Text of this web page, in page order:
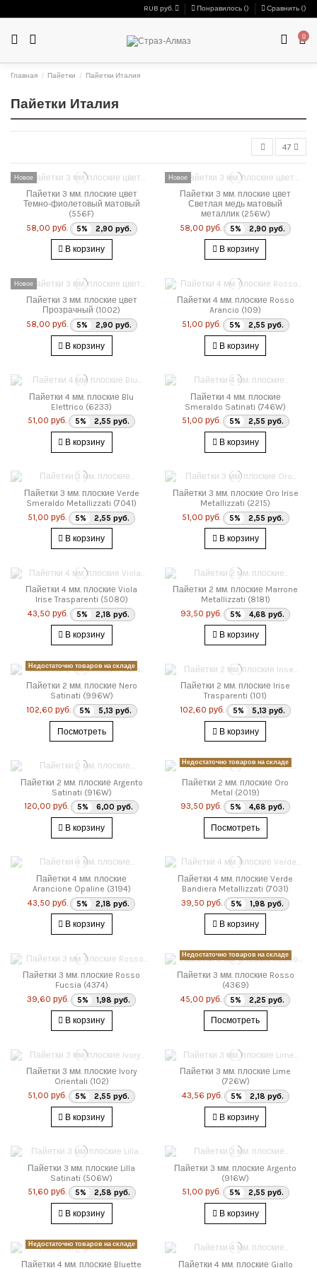
RUB руб. Понравилось () Сравнить ()
0
Главная Пайетки Пайетки Италия
Пайетки Италия
47
Новое
Пайетки 3 мм. плоские цвет
Темно-фиолетовый матовый
(556F)
58,00 руб.
5% 2,90 руб.
В корзину
Новое
Пайетки 3 мм. плоские цвет
Светлая медь матовый
металлик (256W)
58,00 руб.
5% 2,90 руб.
В корзину
Новое
Пайетки 3 мм. плоские цвет
Прозрачный (1002)
58,00 руб.
5% 2,90 руб.
В корзину
Пайетки 4 мм. плоские Rosso
Arancio (109)
51,00 руб.
5% 2,55 руб.
В корзину
Пайетки 4 мм. плоские Blu
Elettrico (6233)
51,00 руб.
5% 2,55 руб.
В корзину
Пайетки 4 мм. плоские
Smeraldo Satinati (746W)
51,00 руб.
5% 2,55 руб.
В корзину
Пайетки 3 мм. плоские Verde
Smeraldo Metallizzati (7041)
51,00 руб.
5% 2,55 руб.
В корзину
Пайетки 3 мм. плоские Oro Irise
Metallizzati (2215)
51,00 руб.
5% 2,55 руб.
В корзину
Пайетки 4 мм. плоские Viola
Irise Trasparenti (5080)
43,50 руб.
5% 2,18 руб.
В корзину
Пайетки 2 мм. плоские Marrone
Metallizzati (8181)
93,50 руб.
5% 4,68 руб.
В корзину
Недостаточно товаров на складе
Пайетки 2 мм. плоские Nero
Satinati (996W)
102,60 руб.
5% 5,13 руб.
Посмотреть
Пайетки 2 мм. плоские Irise
Trasparenti (101)
102,60 руб.
5% 5,13 руб.
В корзину
Пайетки 2 мм. плоские Argento
Satinati (916W)
120,00 руб.
5% 6,00 руб.
В корзину
Недостаточно товаров на складе
Пайетки 2 мм. плоские Oro
Metal (2019)
93,50 руб.
5% 4,68 руб.
Посмотреть
Пайетки 4 мм. плоские
Arancione Opaline (3194)
43,50 руб.
5% 2,18 руб.
В корзину
Пайетки 4 мм. плоские Verde
Bandiera Metallizzati (7031)
39,50 руб.
5% 1,98 руб.
В корзину
Пайетки 3 мм. плоские Rosso
Fucsia (4374)
39,60 руб.
5% 1,98 руб.
В корзину
Недостаточно товаров на складе
Пайетки 3 мм. плоские Rosso
(4369)
45,00 руб.
5% 2,25 руб.
Посмотреть
Пайетки 3 мм. плоские Ivory
Orientali (102)
51,00 руб.
5% 2,55 руб.
В корзину
Пайетки 3 мм. плоские Lime
(726W)
43,56 руб.
5% 2,18 руб.
В корзину
Пайетки 3 мм. плоские Lilla
Satinati (506W)
51,60 руб.
5% 2,58 руб.
В корзину
Пайетки 3 мм. плоские Argento
(916W)
51,00 руб.
5% 2,55 руб.
В корзину
Недостаточно товаров на складе
Пайетки 4 мм. плоские Bluette Пайетки 4 мм. плоские Giallo